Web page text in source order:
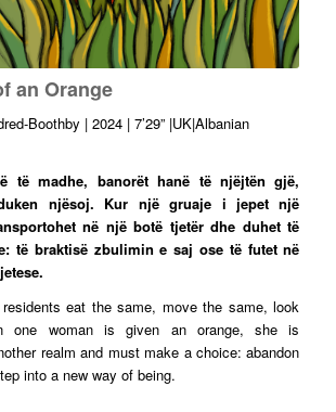
an Orange
Boothby | 2024 | 7’29” |UK|Albanian
të madhe, banorët hanë të njëjtën gjë,
njësoj. Kur një gruaje i jepet një
në një botë tjetër dhe duhet të
të braktisë zbulimin e saj ose të futet në
eat the same, move the same, look
one woman is given an orange, she is
realm and must make a choice: abandon
into a new way of being.